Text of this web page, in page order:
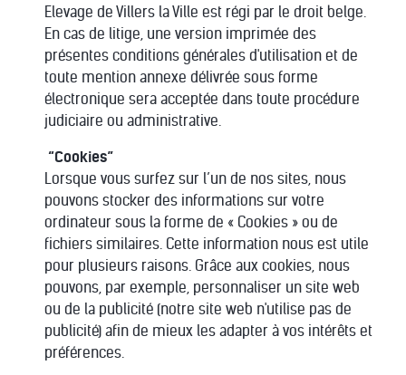
Elevage de Villers la Ville est régi par le droit belge.
En cas de litige, une version imprimée des
présentes conditions générales d'utilisation et de
toute mention annexe délivrée sous forme
électronique sera acceptée dans toute procédure
judiciaire ou administrative.
“Cookies”
Lorsque vous surfez sur l’un de nos sites, nous
pouvons stocker des informations sur votre
ordinateur sous la forme de « Cookies » ou de
fichiers similaires. Cette information nous est utile
pour plusieurs raisons. Grâce aux cookies, nous
pouvons, par exemple, personnaliser un site web
ou de la publicité (notre site web n'utilise pas de
publicité) afin de mieux les adapter à vos intérêts et
préférences.